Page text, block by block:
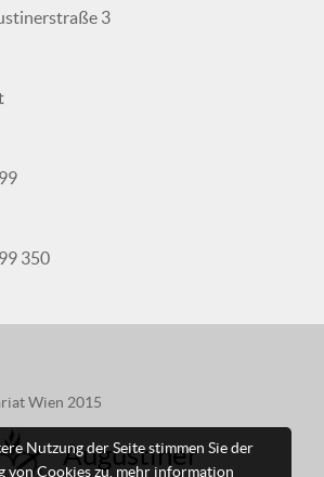
3
350
Wien 2015
Augustiner
Nutzung der Seite stimmen Sie der
von Cookies zu. mehr information